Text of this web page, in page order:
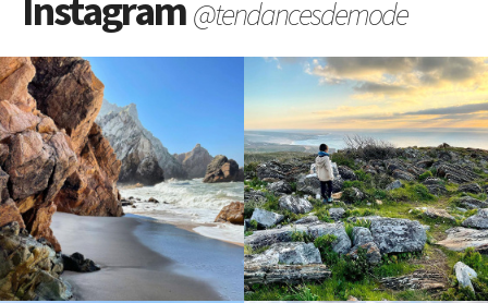
Instagram@tendancesdemode